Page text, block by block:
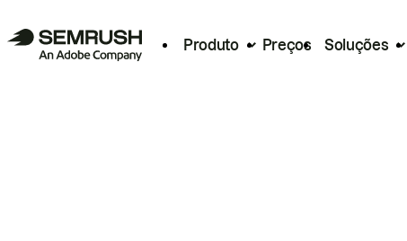
Produto Preços Soluções